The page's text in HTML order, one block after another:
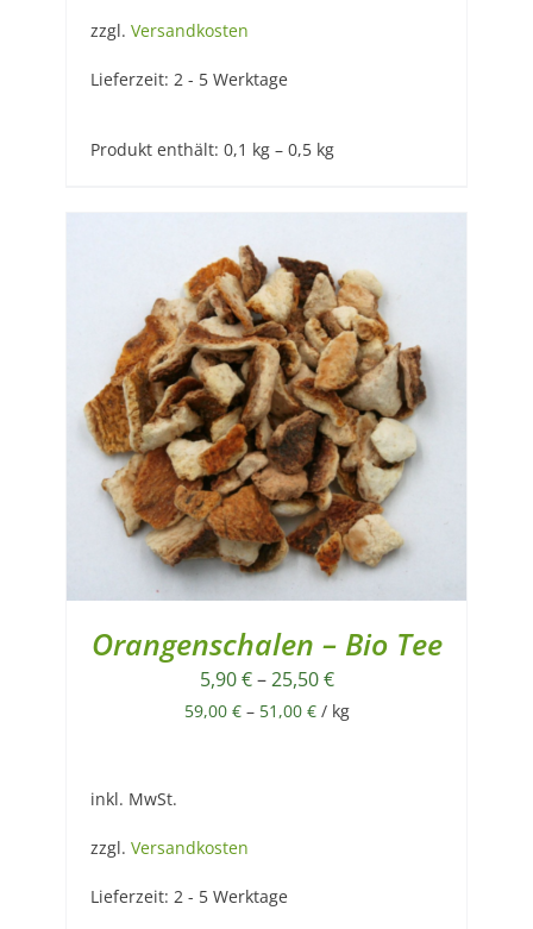
zzgl. Versandkosten
Lieferzeit: 2 - 5 Werktage
Produkt enthält: 0,1 kg – 0,5 kg
Orangenschalen – Bio Tee
5,90€–25,50€
59,00 €– 51,00 €/ kg
inkl. MwSt.
zzgl. Versandkosten
Lieferzeit: 2 - 5 Werktage